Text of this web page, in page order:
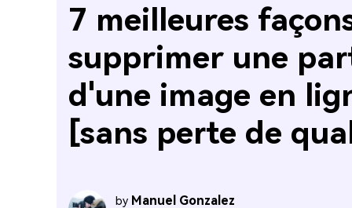
7 meilleures
supprimer une
d'une image en
[sans perte de
by Manuel Gonzalez